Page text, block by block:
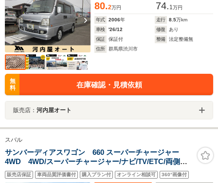
80.2万円 74. 1万円
年式 2006年 走行 8.5万km
車検
'26/12 修復
あり
保証
保証付 整備
法定整備無
住所
群馬県渋川市
無
料
在庫確認・見積依頼
販売店： 河内屋オート
スバル
サンバーディアスワゴン 660 スーパーチャージャー
4WD 4WD/スーパーチャージャー/ナビ/TV/ETC/両側ス
ライドドア/キーレス/LEDヘッドライト
販売店保証 車両品質評価書付 購入プラン付 オンライン相談可 360°画像付